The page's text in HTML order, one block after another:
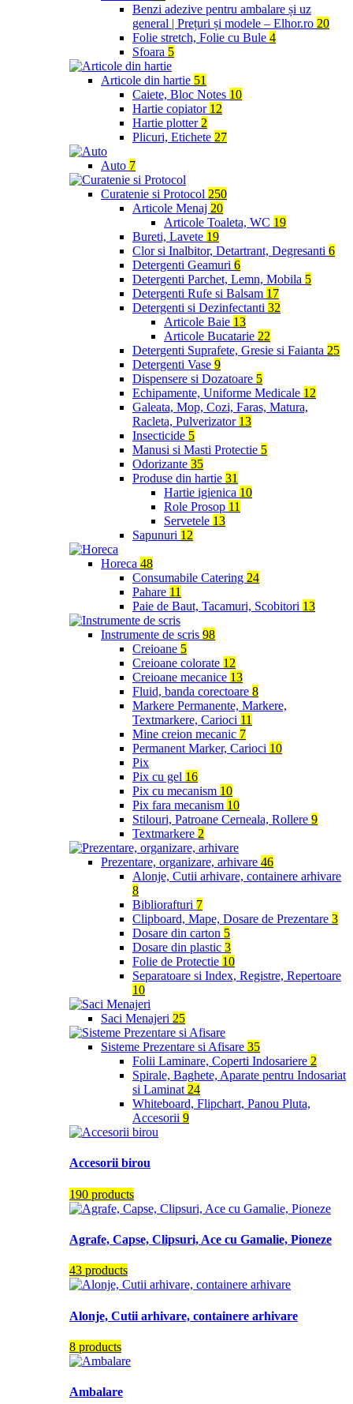
Benzi adezive pentru ambalare și uz
general | Prețuri și modele – Elhor.ro 20
Folie stretch, Folie cu Bule 4
Sfoara 5
Articole din hartie 51
Caiete, Bloc Notes 10
Hartie copiator 12
Hartie plotter 2
Plicuri, Etichete 27
Auto 7
Curatenie si Protocol 250
Articole Menaj 20
Articole Toaleta, WC 19
Bureti, Lavete 19
Clor si Inalbitor, Detartrant, Degresanti 6
Detergenti Geamuri 6
Detergenti Parchet, Lemn, Mobila 5
Detergenti Rufe si Balsam 17
Detergenti si Dezinfectanti 32
Articole Baie 13
Articole Bucatarie 22
Detergenti Suprafete, Gresie si Faianta 25
Detergenti Vase 9
Dispensere si Dozatoare 5
Echipamente, Uniforme Medicale 12
Galeata, Mop, Cozi, Faras, Matura,
Racleta, Pulverizator 13
Insecticide 5
Manusi si Masti Protectie 5
Odorizante 35
Produse din hartie 31
Hartie igienica 10
Role Prosop 11
Servetele 13
Sapunuri 12
Horeca 48
Consumabile Catering 24
Pahare 11
Paie de Baut, Tacamuri, Scobitori 13
Instrumente de scris 98
Creioane 5
Creioane colorate 12
Creioane mecanice 13
Fluid, banda corectoare 8
Markere Permanente, Markere,
Textmarkere, Carioci 11
Mine creion mecanic 7
Permanent Marker, Carioci 10
Pix
Pix cu gel 16
Pix cu mecanism 10
Pix fara mecanism 10
Stilouri, Patroane Cerneala, Rollere 9
Textmarkere 2
Prezentare, organizare, arhivare 46
Alonje, Cutii arhivare, containere arhivare
8
Bibliorafturi 7
Clipboard, Mape, Dosare de Prezentare 3
Dosare din carton 5
Dosare din plastic 3
Folie de Protectie 10
Separatoare si Index, Registre, Repertoare
10
Saci Menajeri 25
Sisteme Prezentare si Afisare 35
Folii Laminare, Coperti Indosariere 2
Spirale, Baghete, Aparate pentru Indosariat
si Laminat 24
Whiteboard, Flipchart, Panou Pluta,
Accesorii 9
Accesorii birou
190 products
Agrafe, Capse, Clipsuri, Ace cu Gamalie, Pioneze
43 products
Alonje, Cutii arhivare, containere arhivare
8 products
Ambalare